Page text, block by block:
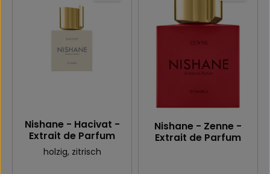
Nishane - Hacivat -
Extrait de Parfum
holzig, zitrisch
Nishane - Zenne -
Extrait de Parfum